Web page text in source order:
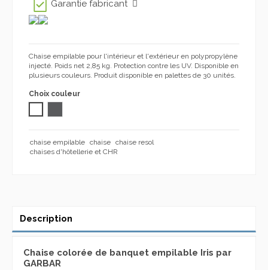
Garantie fabricant
Chaise empilable pour l'intérieur et l'extérieur en polypropylène
injecté. Poids net 2,85 kg. Protection contre les UV. Disponible en
plusieurs couleurs. Produit disponible en palettes de 30 unités.
Choix couleur
chaise empilable chaise chaise resol
chaises d'hôtellerie et CHR
Description
Chaise colorée de banquet empilable Iris par
GARBAR